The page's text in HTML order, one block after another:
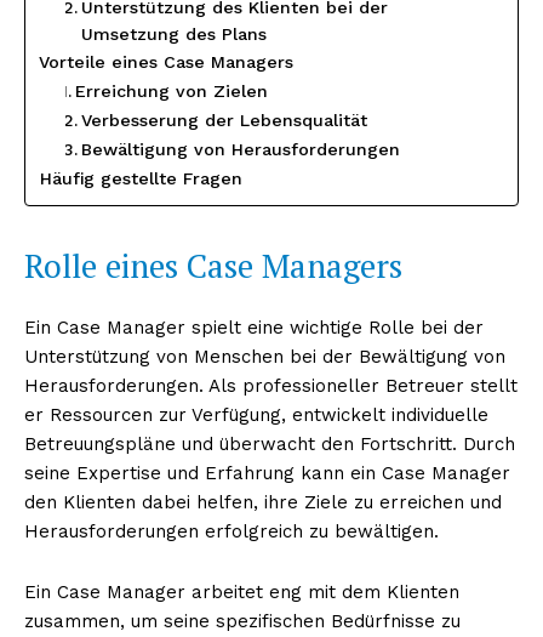
Unterstützung des Klienten bei der
Umsetzung des Plans
Vorteile eines Case Managers
Erreichung von Zielen
Verbesserung der Lebensqualität
Bewältigung von Herausforderungen
Häufig gestellte Fragen
Rolle eines Case Managers
Ein Case Manager spielt eine wichtige Rolle bei der
Unterstützung von Menschen bei der Bewältigung von
Herausforderungen. Als professioneller Betreuer stellt
er Ressourcen zur Verfügung, entwickelt individuelle
Betreuungspläne und überwacht den Fortschritt. Durch
seine Expertise und Erfahrung kann ein Case Manager
den Klienten dabei helfen, ihre Ziele zu erreichen und
Herausforderungen erfolgreich zu bewältigen.
Ein Case Manager arbeitet eng mit dem Klienten
zusammen, um seine spezifischen Bedürfnisse zu